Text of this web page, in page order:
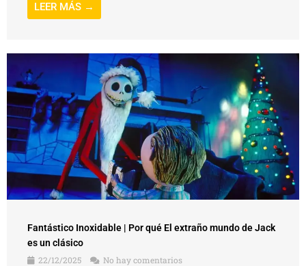
LEER MÁS →
Fantástico Inoxidable | Por qué El extraño mundo de Jack
es un clásico
22/12/2025
No hay comentarios